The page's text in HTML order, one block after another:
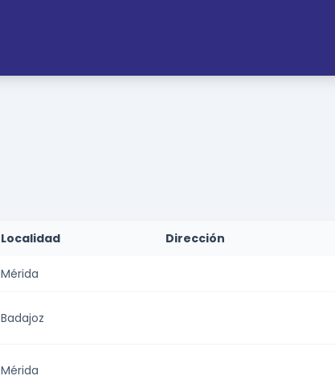
Localidad Dirección
Mérida
Badajoz
Mérida